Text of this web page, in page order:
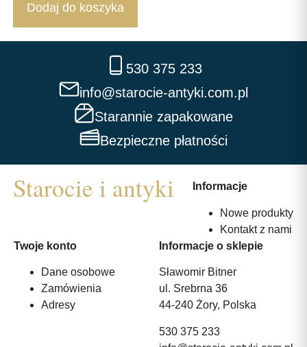
Dodaj do koszyka
530 375 233
info@starocie-antyki.com.pl
Starannie zapakowane
Bezpieczne płatności
Informacje
Nowe produkty
Kontakt z nami
Twoje konto
Dane osobowe
Zamówienia
Adresy
Informacje o sklepie
Sławomir Bitner
ul. Srebrna 36
44-240 Żory, Polska
530 375 233